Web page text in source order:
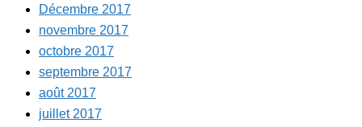
Décembre 2017
novembre 2017
octobre 2017
septembre 2017
août 2017
juillet 2017